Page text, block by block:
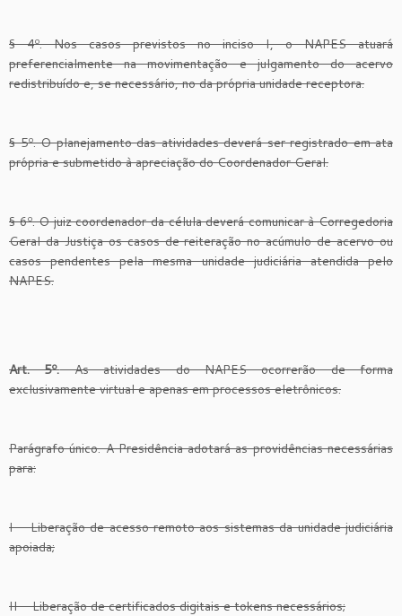
§ 4º. Nos casos previstos no inciso I, o NAPES atuará
preferencialmente na movimentação e julgamento do acervo
redistribuído e, se necessário, no da própria unidade receptora.
§ 5º. O planejamento das atividades deverá ser registrado em ata
própria e submetido à apreciação do Coordenador Geral.
§ 6º. O juiz coordenador da célula deverá comunicar à Corregedoria
Geral da Justiça os casos de reiteração no acúmulo de acervo ou
casos pendentes pela mesma unidade judiciária atendida pelo
NAPES.
Art. 5º.As atividades do NAPES ocorrerão de forma
exclusivamente virtual e apenas em processos eletrônicos.
Parágrafo único. A Presidência adotará as providências necessárias
para:
I – Liberação de acesso remoto aos sistemas da unidade judiciária
apoiada;
II – Liberação de certificados digitais e tokens necessários;